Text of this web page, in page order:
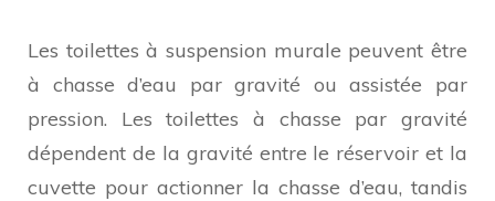
Les toilettes à suspension murale peuvent être
à chasse d’eau par gravité ou assistée par
pression. Les toilettes à chasse par gravité
dépendent de la gravité entre le réservoir et la
cuvette pour actionner la chasse d’eau, tandis